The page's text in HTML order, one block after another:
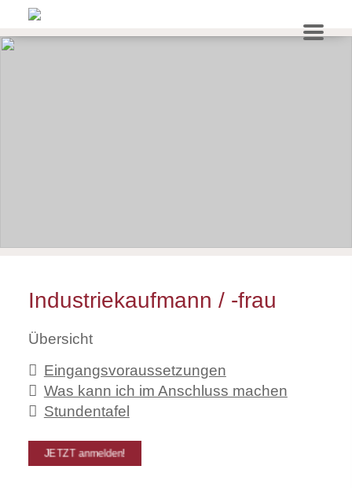
Industriekaufmann / -frau
Übersicht
Eingangsvoraussetzungen
Was kann ich im Anschluss machen
Stundentafel
JETZT anmelden!